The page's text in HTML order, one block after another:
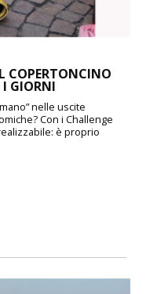
COPERTONCINO
GIORNI
nelle uscite
Con i Challenge
è proprio